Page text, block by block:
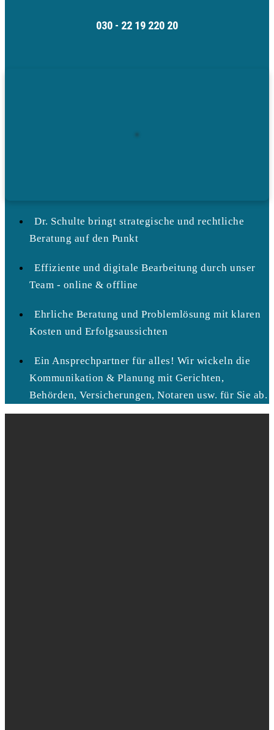
030 - 22 19 220 20
Dr. Schulte bringt strategische und rechtliche
Beratung auf den Punkt
Effiziente und digitale Bearbeitung durch unser
Team - online & offline
Ehrliche Beratung und Problemlösung mit klaren
Kosten und Erfolgsaussichten
Ein Ansprechpartner für alles! Wir wickeln die
Kommunikation & Planung mit Gerichten,
Behörden, Versicherungen, Notaren usw. für Sie ab.